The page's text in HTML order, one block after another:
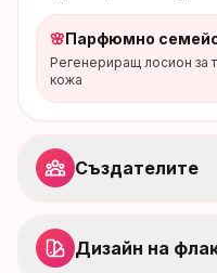
🌸Парфюмно
Регенериращ лосион за
кожа
Създателите
Дизайн на